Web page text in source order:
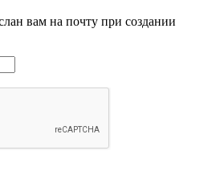
вам на почту при создании